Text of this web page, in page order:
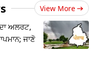
View More
ਅਲਰਟ,
ਜਾਣੋ